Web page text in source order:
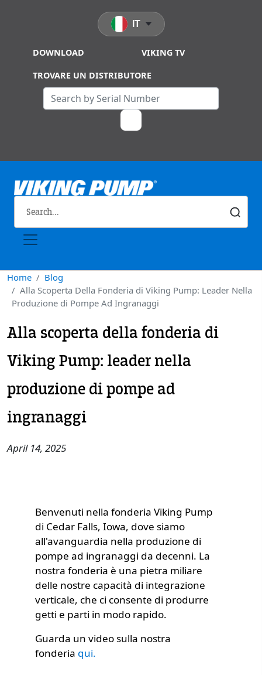
DOWNLOAD VIKING TV
TROVARE UN DISTRIBUTORE
IT
Home
Blog
Alla Scoperta Della Fonderia di Viking Pump: Leader Nella
Produzione di Pompe Ad Ingranaggi
Alla scoperta della fonderia di
Viking Pump: leader nella
produzione di pompe ad
ingranaggi
April 14, 2025
Benvenuti nella fonderia Viking Pump
di Cedar Falls, Iowa, dove siamo
all'avanguardia nella produzione di
pompe ad ingranaggi da decenni. La
nostra fonderia è una pietra miliare
delle nostre capacità di integrazione
verticale, che ci consente di produrre
getti e parti in modo rapido.
Guarda un video sulla nostra
fonderia qui.